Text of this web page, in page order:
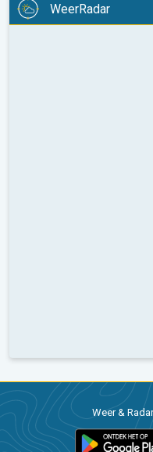
WeerRadar
Weer &